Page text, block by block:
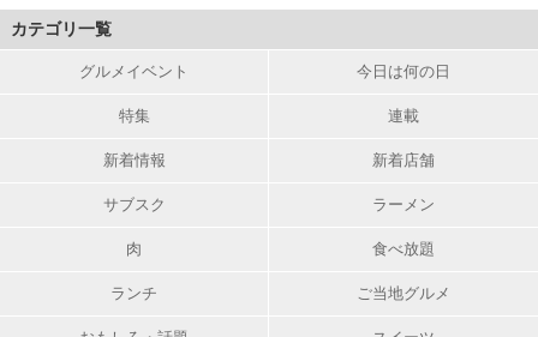
カテゴリ一覧
グルメイベント 今日は何の日
特集 連載
新着情報 新着店舗
サブスク ラーメン
肉 食べ放題
ランチ ご当地グルメ